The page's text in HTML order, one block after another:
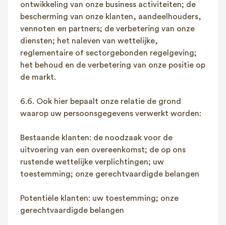
ontwikkeling van onze business activiteiten; de
bescherming van onze klanten, aandeelhouders,
vennoten en partners; de verbetering van onze
diensten; het naleven van wettelijke,
reglementaire of sectorgebonden regelgeving;
het behoud en de verbetering van onze positie op
de markt.
6.6. Ook hier bepaalt onze relatie de grond
waarop uw persoonsgegevens verwerkt worden:
Bestaande klanten: de noodzaak voor de
uitvoering van een overeenkomst; de op ons
rustende wettelijke verplichtingen; uw
toestemming; onze gerechtvaardigde belangen
Potentiële klanten: uw toestemming; onze
gerechtvaardigde belangen